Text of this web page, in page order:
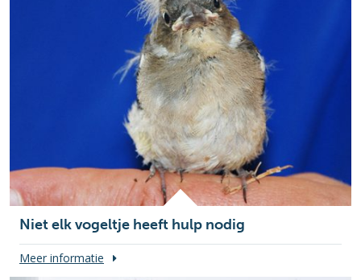
Niet elk vogeltje heeft hulp nodig
Meer informatie